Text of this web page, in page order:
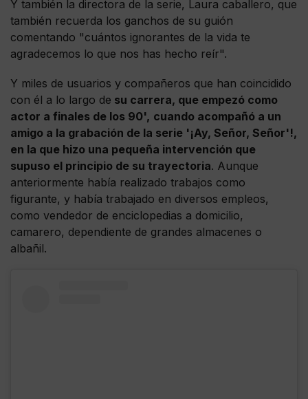
Y también la directora de la serie, Laura caballero, que
también recuerda los ganchos de su guión
comentando "cuántos ignorantes de la vida te
agradecemos lo que nos has hecho reír".
Y miles de usuarios y compañeros que han coincidido
con él a lo largo de su carrera, que empezó como
actor a finales de los 90', cuando acompañó a un
amigo a la grabación de la serie '¡Ay, Señor, Señor'!,
en la que hizo una pequeña intervención que
supuso el principio de su trayectoria. Aunque
anteriormente había realizado trabajos como
figurante, y había trabajado en diversos empleos,
como vendedor de enciclopedias a domicilio,
camarero, dependiente de grandes almacenes o
albañil.